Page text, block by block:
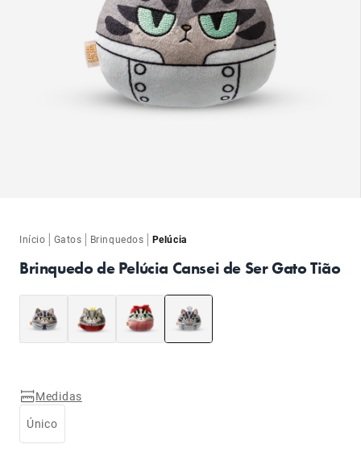
Início | Gatos | Brinquedos | Pelúcia
Brinquedo de Pelúcia Cansei de Ser Gato Tião
Medidas
Único